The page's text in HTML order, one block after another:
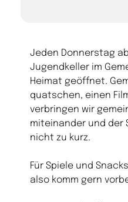
Jeden Donnerstag
Jugendkeller im
Heimat geöffnet.
quatschen, einen
verbringen wir
miteinander und der
nicht zu kurz.
Für Spiele und
also komm gern